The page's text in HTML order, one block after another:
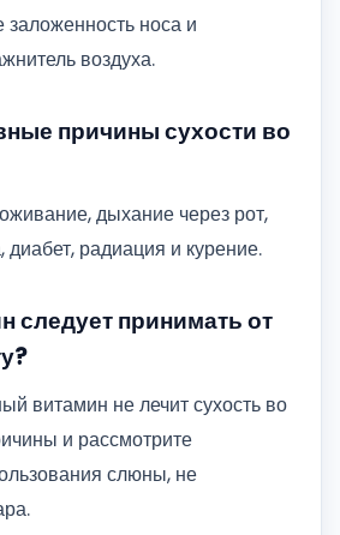
заложенность носа и
воздуха.
причины сухости во
дыхание через рот,
радиация и курение.
следует принимать от
витамин не лечит сухость во
и рассмотрите
слюны, не